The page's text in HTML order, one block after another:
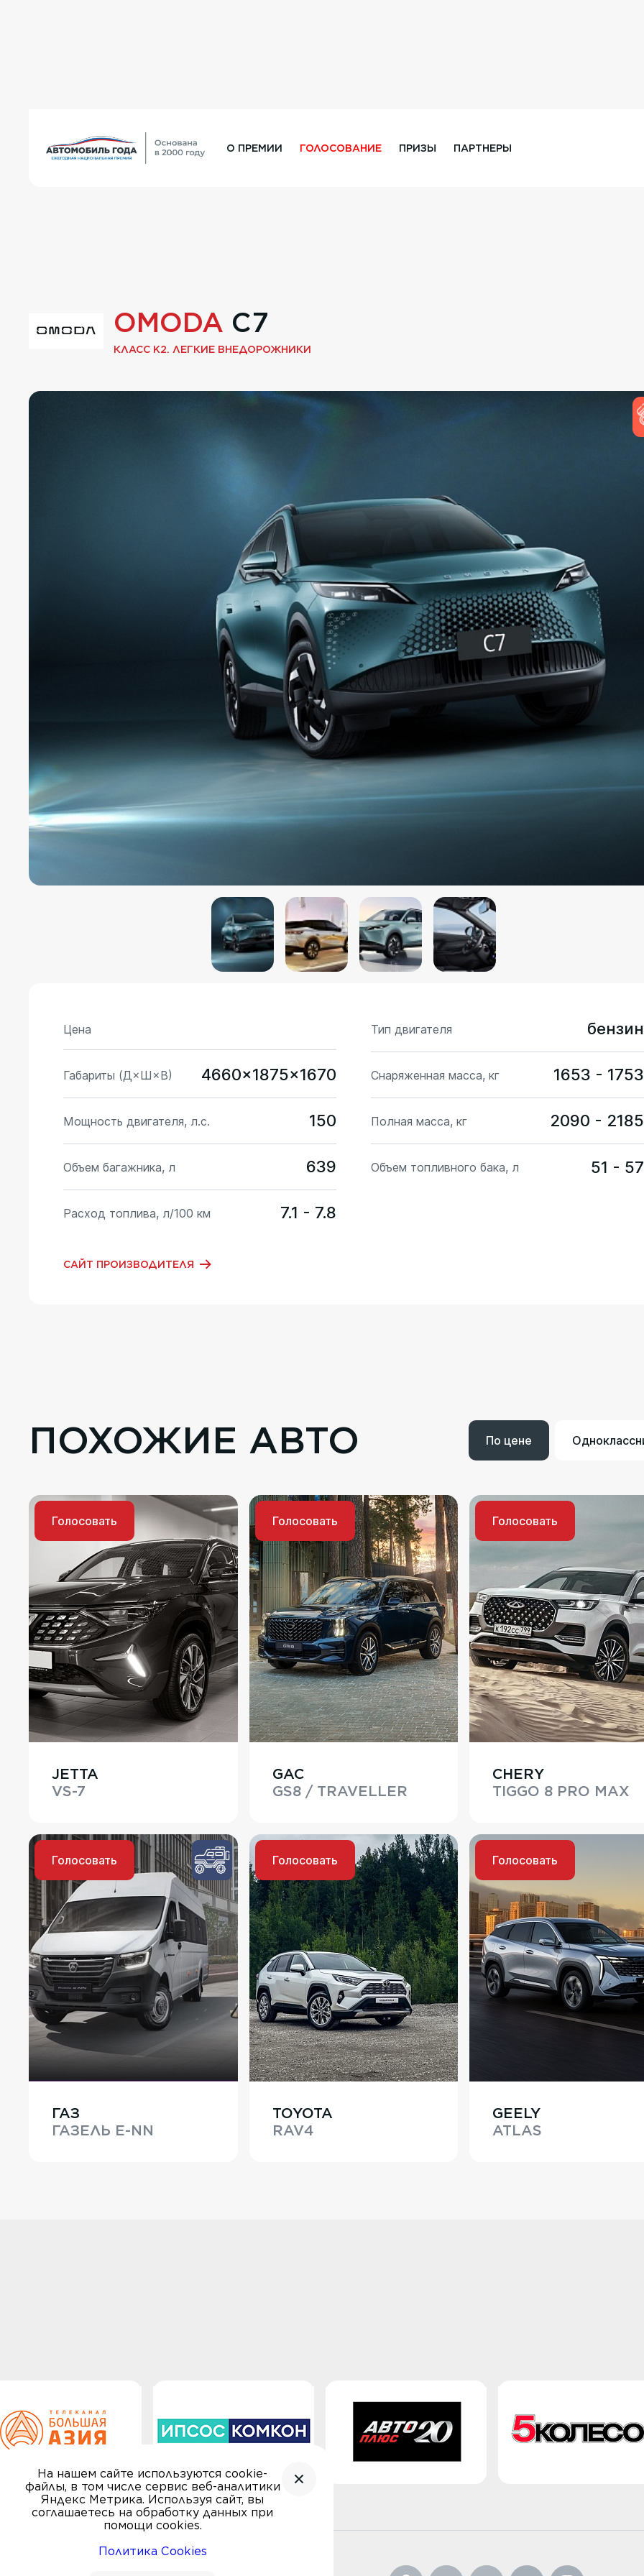
О ПРЕМИИ ГОЛОСОВАНИЕ ПРИЗЫ ПАРТНЕРЫ
OMODA C7
КЛАСС K2. ЛЕГКИЕ ВНЕДОРОЖНИКИ
Цена Тип двигателя бензин
Габариты (Д×Ш×В) 4660x1875x1670 Снаряженная масса, кг 1653 - 1753
Мощность двигателя, л.с. 150 Полная масса, кг 2090 - 2185
Объем багажника, л 639 Объем топливного бака, л 51 - 57
Расход топлива, л/100 км 7.1 - 7.8
САЙТ ПРОИЗВОДИТЕЛЯ
ПОХОЖИЕ АВТО По цене
Голосовать
JETTA
VS-7
Голосовать
GAC
GS8 / TRAVELLER
Голосовать
CHERY
TIGGO 8 PRO MAX
Голосовать
ГАЗ
ГАЗЕЛЬ E-NN
Голосовать
TOYOTA
RAV4
Голосовать
GEELY
ATLAS
На нашем сайте используются cookie-
файлы, в том числе сервис веб-аналитики
Яндекс Метрика. Используя сайт, вы
соглашаетесь на обработку данных при
помощи cookies.
Политика Cookies